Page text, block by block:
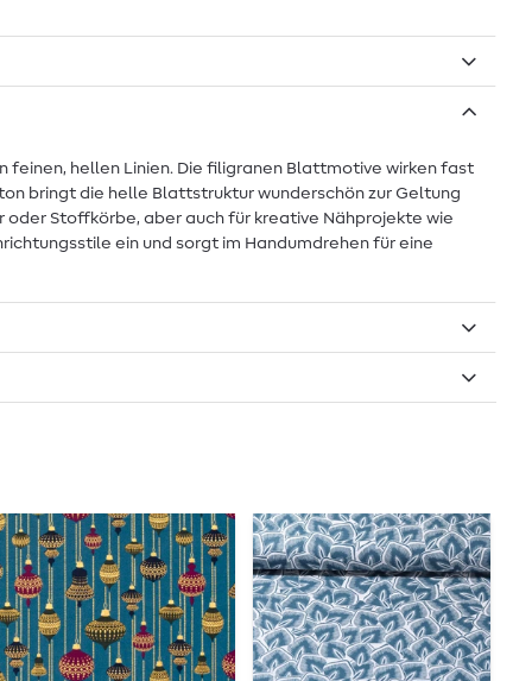
hellen Linien. Die filigranen Blattmotive wirken fast
bringt die helle Blattstruktur wunderschön zur Geltung
oder Stoffkörbe, aber auch für kreative Nähprojekte wie
ein und sorgt im Handumdrehen für eine